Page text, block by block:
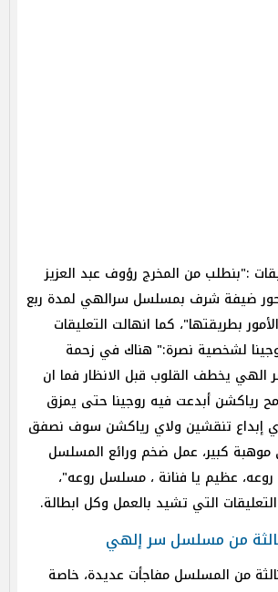
:"بنطلب من المخرج رؤوف عبد العزيز
ضيفة شرف بمسلسل سرالهي لمدة ربع
بطريقتها"، كما انهالت التعليقات
لشخصية نصرة:" هناك في زحمة
الهي يخطف القلوب قبل الانظار فما ان
رياكشن أبدعت فيه روجينا حتى يمزق
إبداع تنقشين ولاي رياكشن سوف نصفق
موهبة كبير، عمل ضخم ورائع المسلسل
عظيم يا فنانة ، مسلسل روعه"،
التي تشيد بالعمل وكل ابطالة.
من مسلسل سر إلهي
من المسلسل مفاجأت عديدة، خاصة